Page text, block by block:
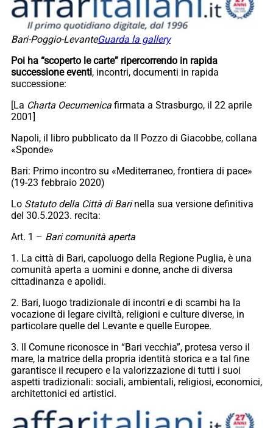
Bari-Poggio-LevanteGuarda la gallery
Poi ha “scoperto le carte” ripercorrendo in rapida
successione eventi, incontri, documenti in rapida
successione:
[La Charta Oecumenica firmata a Strasburgo, il 22 aprile
2001]
Napoli, il libro pubblicato da Il Pozzo di Giacobbe, collana
«Sponde»
Bari: Primo incontro su «Mediterraneo, frontiera di pace»
(19-23 febbraio 2020)
Lo Statuto della Città di Barinella sua versione definitiva
del 30.5.2023. recita:
Art. 1 – Bari comunità aperta
1. La città di Bari, capoluogo della Regione Puglia, è una
comunità aperta a uomini e donne, anche di diversa
cittadinanza e apolidi.
2. Bari, luogo tradizionale di incontri e di scambi ha la
vocazione di legare civiltà, religioni e culture diverse, in
particolare quelle del Levante e quelle Europee.
3. ll Comune riconosce in “Bari vecchia”, protesa verso il
mare, la matrice della propria identità storica e a tal fine
garantisce il recupero e la valorizzazione di tutti i suoi
aspetti tradizionali: sociali, ambientali, religiosi, economici,
architettonici ed artistici.